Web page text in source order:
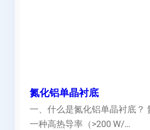
氮化铝单晶衬底
一、什么是氮化铝单晶衬底？
一种高热导率（>200 W/…